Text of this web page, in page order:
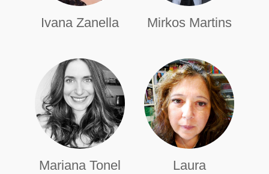
Ivana Zanella Mirkos Martins
Mariana Tonel
Laura